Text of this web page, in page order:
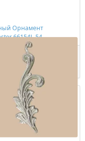
Орнамент
66154L-54
2891,00 ₽/шт
Купить